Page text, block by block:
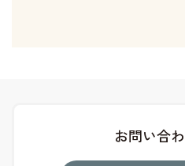
お問い合